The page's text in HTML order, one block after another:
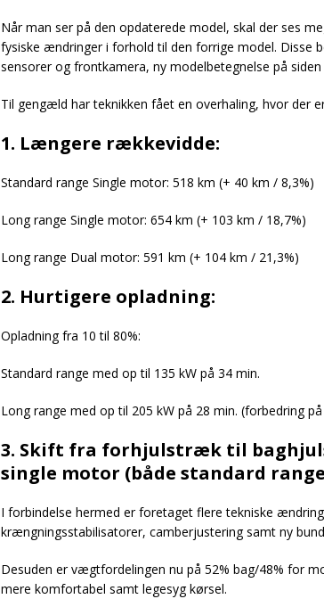
Når man ser på den opdaterede model, skal der ses
fysiske ændringer i forhold til den forrige model. Disse
sensorer og frontkamera, ny modelbetegnelse på
Til gengæld har teknikken fået en overhaling, hvor der
1. Længere rækkevidde:
Standard range Single motor: 518 km (+ 40 km / 8,3%)
Long range Single motor: 654 km (+ 103 km / 18,7%)
Long range Dual motor: 591 km (+ 104 km / 21,3%)
2. Hurtigere opladning:
Opladning fra 10 til 80%:
Standard range med op til 135 kW på 34 min.
Long range med op til 205 kW på 28 min. (forbedring
3. Skift fra forhjulstræk til
single motor (både standard
I forbindelse hermed er foretaget flere tekniske
krængningsstabilisatorer, camberjustering samt ny
Desuden er vægtfordelingen nu på 52% bag/48% for
mere komfortabel samt legesyg kørsel.